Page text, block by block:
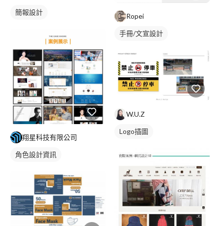
簡報設計
翔星科技有限公司
角色設計資訊
Ropei
手冊/文宣設計
W.U.Z
Logo插圖